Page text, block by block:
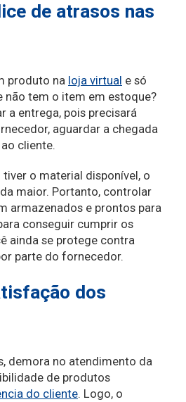
de atrasos nas
produto na loja virtual e só
não tem o item em estoque?
a entrega, pois precisará
aguardar a chegada
cliente.
o material disponível, o
maior. Portanto, controlar
armazenados e prontos para
conseguir cumprir os
ainda se protege contra
parte do fornecedor.
dos
demora no atendimento da
de produtos
do cliente. Logo, o